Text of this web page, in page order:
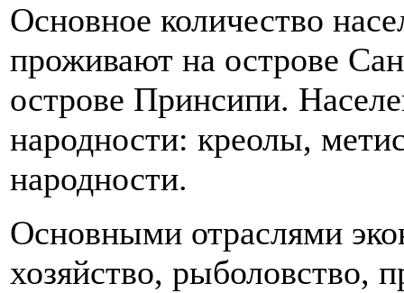
Основное количество
проживают на острове
острове Принсипи.
народности: креолы,
народности.
Основными отраслями
хозяйство, рыболовство,